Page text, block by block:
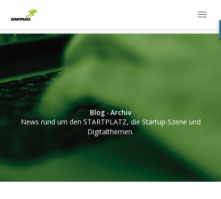
Blog - Archiv
News rund um den STARTPLATZ, die Startup-Szene und
Digitalthemen.